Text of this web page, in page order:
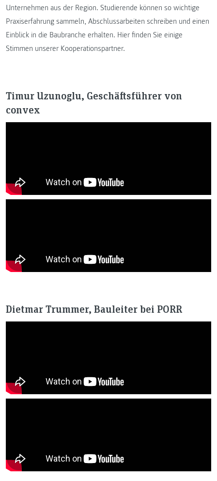
Unternehmen aus der Region. Studierende können so wichtige
Praxiserfahrung sammeln, Abschlussarbeiten schreiben und einen
Einblick in die Baubranche erhalten. Hier finden Sie einige
Stimmen unserer Kooperationspartner.
Timur Uzunoglu, Geschäftsführer von
convex
Dietmar Trummer, Bauleiter bei PORR